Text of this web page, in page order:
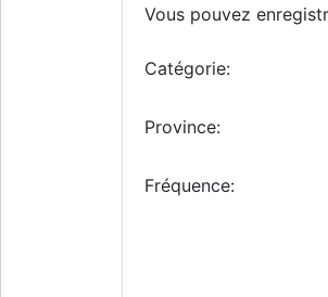
Vous pouvez
Catégorie:
Province:
Fréquence: